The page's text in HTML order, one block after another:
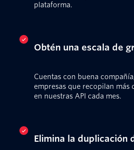
plataforma.
Obtén una escala de
Cuentas con buena
empresas que recopilan más
en nuestras API cada mes.
Elimina la duplicación